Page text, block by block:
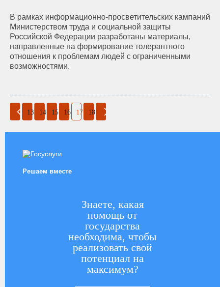
В рамках информационно-просветительских кампаний
Министерством труда и социальной защиты
Российской Федерации разработаны материалы,
направленные на формирование толерантного
отношения к проблемам людей с ограниченными
возможностями.
13 14 15 16 17 18
Решаем вместе
Знаете, какая
помощь от
государства
необходима, чтобы
реализовать свой
потенциал на
максимум?